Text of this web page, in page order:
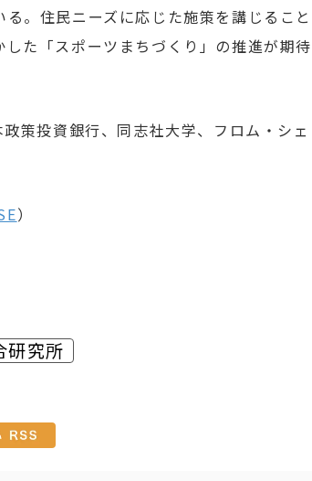
。住民ニーズに応じた施策を講じること
た「スポーツまちづくり」の推進が期待
策投資銀行、同志社大学、フロム・シェ
）
研究所